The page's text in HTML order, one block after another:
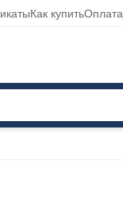
Как купитьОплата